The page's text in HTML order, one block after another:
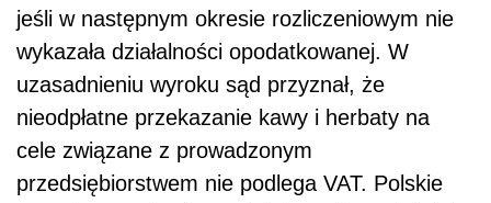
jeśli w następnym okresie rozliczeniowym nie
wykazała działalności opodatkowanej. W
uzasadnieniu wyroku sąd przyznał, że
nieodpłatne przekazanie kawy i herbaty na
cele związane z prowadzonym
przedsiębiorstwem nie podlega VAT. Polskie